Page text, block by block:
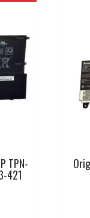
TPN-
421